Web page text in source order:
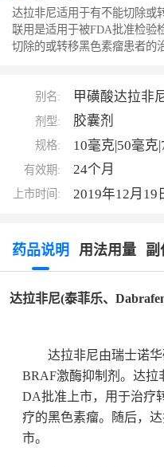
达拉非尼适用于有不能切除或
联用是适用于被FDA批准检验
切除的或转移黑色素瘤患者的
别名:
甲磺酸达拉非
乐、
剂型: 胶囊剂
规格: 10毫克|50毫克
有效期: 24个月
上市时间: 2019年12月19
药品说明 用法用量 副
达拉非尼(泰菲乐、
达拉非尼由瑞士诺
BRAF激酶抑制剂。达拉
DA批准上市，用于治疗
疗的黑色素瘤。随后，
市。